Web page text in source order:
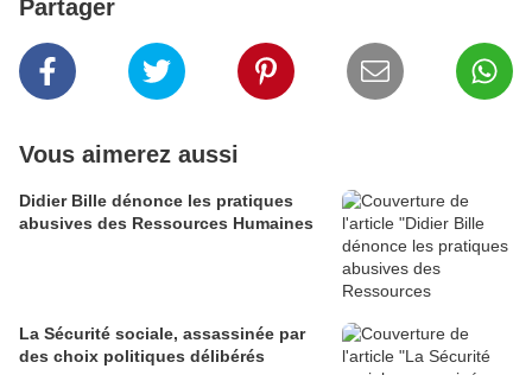
Partager
Vous aimerez aussi
Didier Bille dénonce les pratiques
abusives des Ressources Humaines
La Sécurité sociale, assassinée par
des choix politiques délibérés